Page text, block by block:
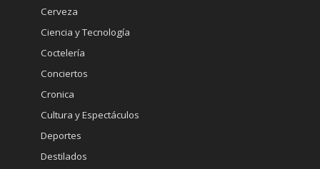
Cerveza
Ciencia y Tecnología
Coctelería
Conciertos
Cronica
Cultura y Espectáculos
Deportes
Destilados